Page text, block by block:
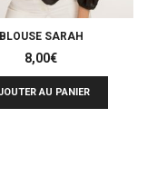
BLOUSE SARAH
8,00€
AU PANIER